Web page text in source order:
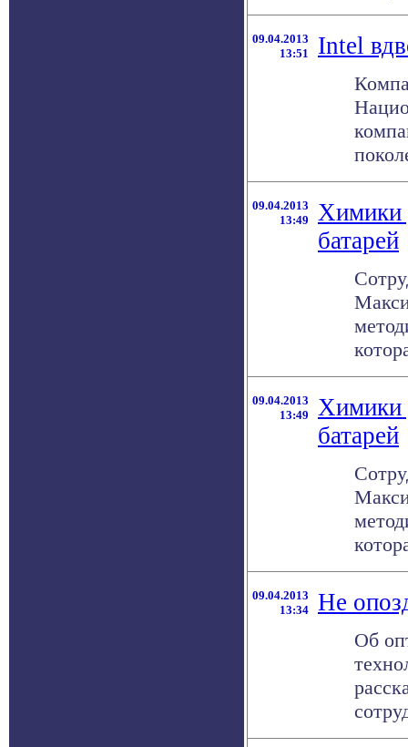
09.04.2013
13:51
Intel
09.04.2013
13:49
Химики
батарей
09.04.2013
13:49
Химики
батарей
09.04.2013
13:34
Не
Об